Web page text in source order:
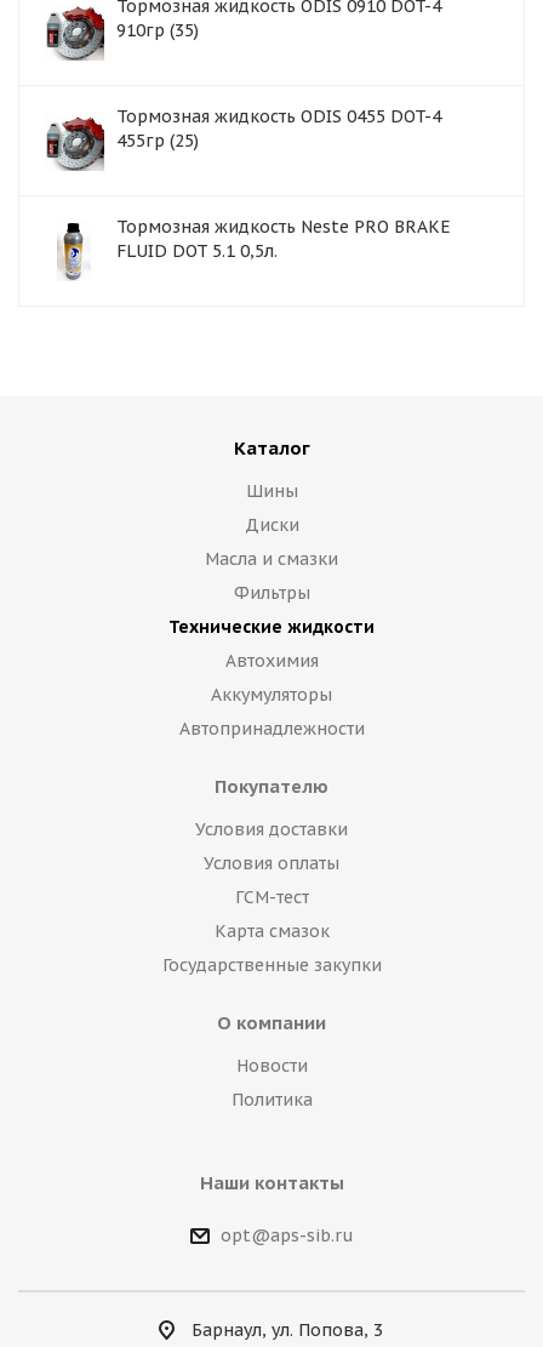
Тормозная жидкость ODIS 0910 DOT-4
910гр (35)
Тормозная жидкость ODIS 0455 DOT-4
455гр (25)
Тормозная жидкость Neste PRO BRAKE
FLUID DOT 5.1 0,5л.
Каталог
Шины
Диски
Масла и смазки
Фильтры
Технические жидкости
Автохимия
Аккумуляторы
Автопринадлежности
Покупателю
Условия доставки
Условия оплаты
ГСМ-тест
Карта смазок
Государственные закупки
О компании
Новости
Политика
Наши контакты
opt@aps-sib.ru
Барнаул, ул. Попова, 3